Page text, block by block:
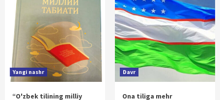
Yangi nashr
“O'zbek tilining milliy
Davr
Ona tiliga mehr